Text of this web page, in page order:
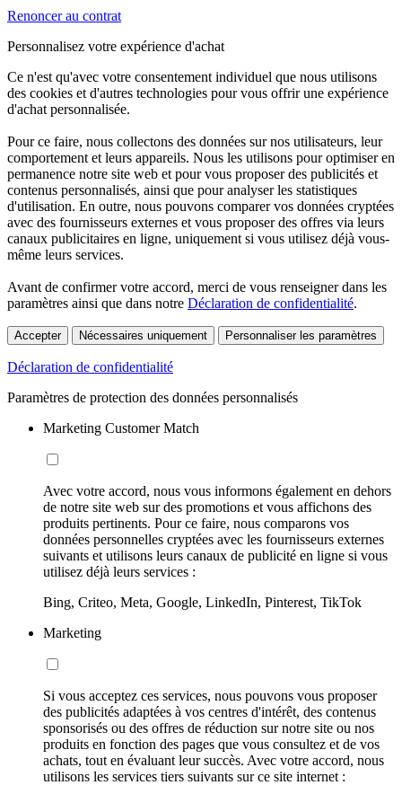
Renoncer au contrat
Personnalisez votre expérience d'achat
Ce n'est qu'avec votre consentement individuel que nous utilisons
des cookies et d'autres technologies pour vous offrir une expérience
d'achat personnalisée.
Pour ce faire, nous collectons des données sur nos utilisateurs, leur
comportement et leurs appareils. Nous les utilisons pour optimiser en
permanence notre site web et pour vous proposer des publicités et
contenus personnalisés, ainsi que pour analyser les statistiques
d'utilisation. En outre, nous pouvons comparer vos données cryptées
avec des fournisseurs externes et vous proposer des offres via leurs
canaux publicitaires en ligne, uniquement si vous utilisez déjà vous-
même leurs services.
Avant de confirmer votre accord, merci de vous renseigner dans les
paramètres ainsi que dans notre Déclaration de confidentialité.
Accepter Nécessaires uniquement Personnaliser les paramètres
Déclaration de confidentialité
Paramètres de protection des données personnalisés
Marketing Customer Match
Avec votre accord, nous vous informons également en dehors
de notre site web sur des promotions et vous affichons des
produits pertinents. Pour ce faire, nous comparons vos
données personnelles cryptées avec les fournisseurs externes
suivants et utilisons leurs canaux de publicité en ligne si vous
utilisez déjà leurs services :
Bing, Criteo, Meta, Google, LinkedIn, Pinterest, TikTok
Marketing
Si vous acceptez ces services, nous pouvons vous proposer
des publicités adaptées à vos centres d'intérêt, des contenus
sponsorisés ou des offres de réduction sur notre site ou nos
produits en fonction des pages que vous consultez et de vos
achats, tout en évaluant leur succès. Avec votre accord, nous
utilisons les services tiers suivants sur ce site internet :